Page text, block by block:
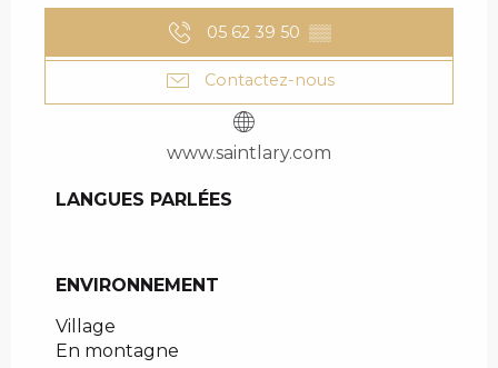
05 62 39 50 ▒▒
Contactez-nous
www.saintlary.com
LANGUES PARLÉES
LANGUES PARLÉES
ENVIRONNEMENT
ENVIRONNEMENT
Village
En montagne